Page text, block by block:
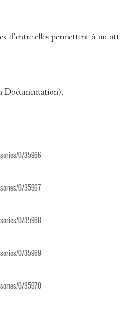
d'entre elles permettent à un
Documentation).
0/35966
0/35967
0/35968
0/35969
0/35970